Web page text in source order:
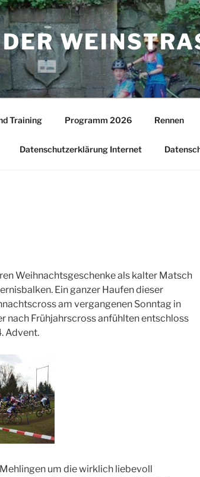
Training Programm 2026 Rennen
Datenschutzerklärung Internet
Weihnachtsgeschenke als kalter Matsch
Ein ganzer Haufen dieser
am vergangenen Sonntag in
nach Frühjahrscross anfühlten entschloss
Advent.
um die wirklich liebevoll